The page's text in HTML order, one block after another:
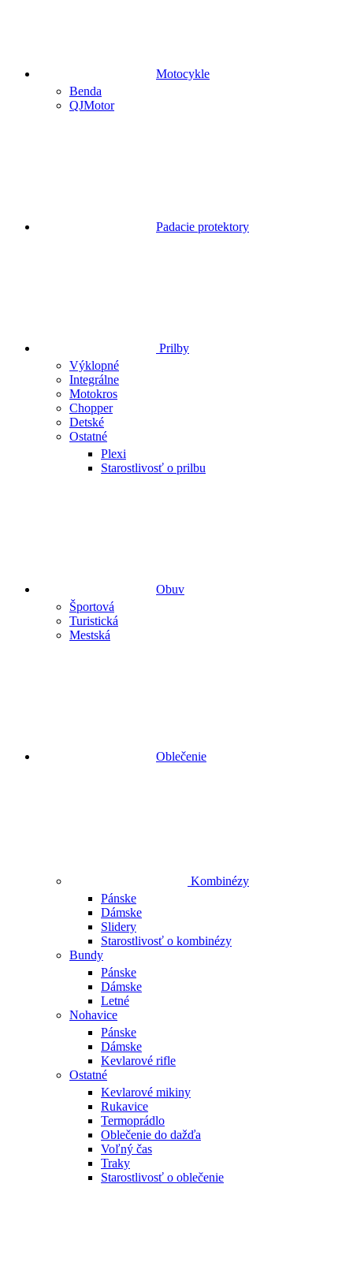
Motocykle
Benda
QJMotor
Padacie protektory
Prilby
Výklopné
Integrálne
Motokros
Chopper
Detské
Ostatné
Plexi
Starostlivosť o prilbu
Obuv
Športová
Turistická
Mestská
Oblečenie
Kombinézy
Pánske
Dámske
Slidery
Starostlivosť o kombinézy
Bundy
Pánske
Dámske
Letné
Nohavice
Pánske
Dámske
Kevlarové rifle
Ostatné
Kevlarové mikiny
Rukavice
Termoprádlo
Oblečenie do dažďa
Voľný čas
Traky
Starostlivosť o oblečenie